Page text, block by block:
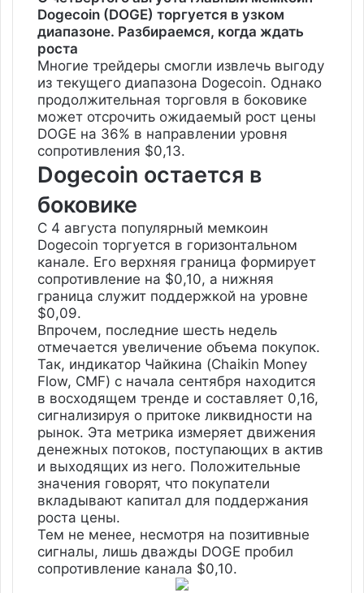
Dogecoin (DOGE) торгуется в узком
диапазоне. Разбираемся, когда ждать
роста
Многие трейдеры смогли извлечь выгоду
из текущего диапазона Dogecoin. Однако
продолжительная торговля в боковике
может отсрочить ожидаемый рост цены
DOGE на 36% в направлении уровня
сопротивления $0,13.
Dogecoin остается в
боковике
С 4 августа популярный мемкоин
Dogecoin торгуется в горизонтальном
канале. Его верхняя граница формирует
сопротивление на $0,10, а нижняя
граница служит поддержкой на уровне
$0,09.
Впрочем, последние шесть недель
отмечается увеличение объема покупок.
Так, индикатор Чайкина (Chaikin Money
Flow, CMF) с начала сентября находится
в восходящем тренде и составляет 0,16,
сигнализируя о притоке ликвидности на
рынок. Эта метрика измеряет движения
денежных потоков, поступающих в актив
и выходящих из него. Положительные
значения говорят, что покупатели
вкладывают капитал для поддержания
роста цены.
Тем не менее, несмотря на позитивные
сигналы, лишь дважды DOGE пробил
сопротивление канала $0,10.